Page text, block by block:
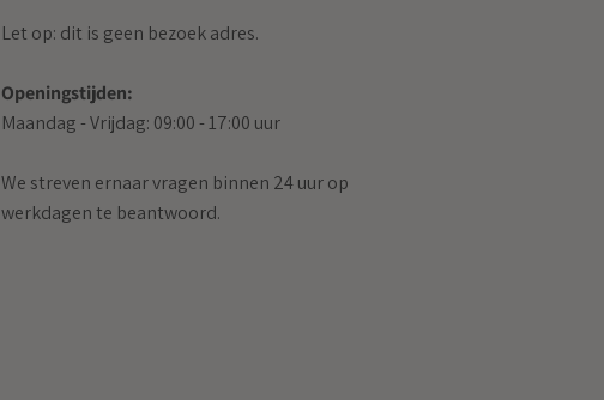
Let op: dit is geen bezoek adres.
Openingstijden:
Maandag - Vrijdag: 09:00 - 17:00 uur
We streven ernaar vragen binnen 24 uur op
werkdagen te beantwoord.